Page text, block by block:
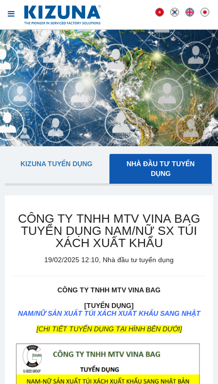
KIZUNA TUYỂN DỤNG
NHÀ ĐẦU TƯ TUYỂN
DỤNG
CÔNG TY TNHH MTV VINA BAG
TUYỂN DỤNG NAM/NỮ SX TÚI
XÁCH XUẤT KHẨU
19/02/2025 12:10, Nhà đầu tư tuyển dụng
CÔNG TY TNHH MTV VINA BAG
[TUYỂN DỤNG]
NAM/NỮ SẢN XUẤT TÚI XÁCH XUẤT KHẨU SANG NHẬT
[CHI TIẾT TUYỂN DỤNG TẠI HÌNH BÊN DƯỚI]